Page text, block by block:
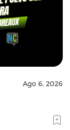
Ago 6, 2026